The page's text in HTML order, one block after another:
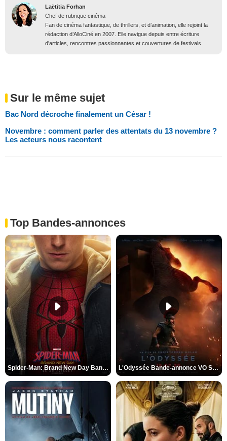
Laëtitia Forhan
Chef de rubrique cinéma
Fan de cinéma fantastique, de thrillers, et d’animation, elle rejoint la
rédaction d’AlloCiné en 2007. Elle navigue depuis entre écriture
d'articles, rencontres passionnantes et couvertures de festivals.
Sur le même sujet
Bac Nord décroche finalement un César !
Novembre : comment parler des attentats du 13 novembre ?
Les acteurs nous racontent
Top Bandes-annonces
Spider-Man: Brand New Day Bande-annonce VO STFR L'Odyssée Bande-annonce VO STFR